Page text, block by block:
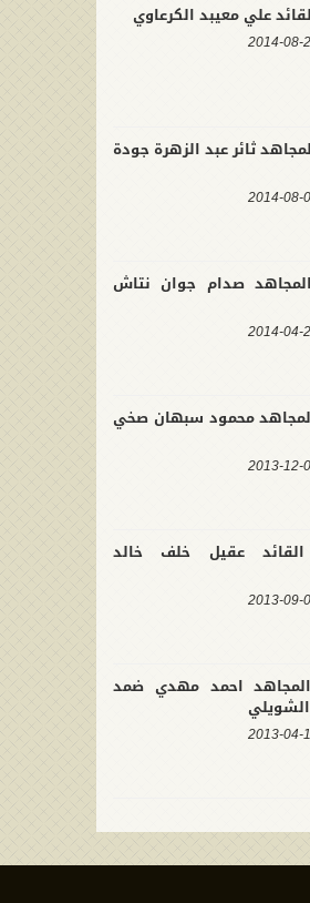
علي معيبد الكرعاوي
ثائر عبد الزهرة جودة
صدام جوان نتاش
محمود سبهان صخي
عقيل خلف خالد
احمد مهدي ضمد